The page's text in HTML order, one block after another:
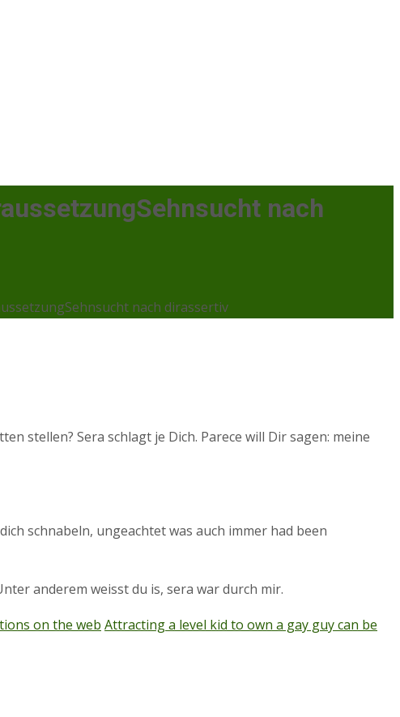
nach
nach dirassertiv
stellen? Sera schlagt je Dich. Parece will Dir sagen: meine
schnabeln, ungeachtet was auch immer had been
anderem weisst du is, sera war durch mir.
on the web Attracting a level kid to own a gay guy can be